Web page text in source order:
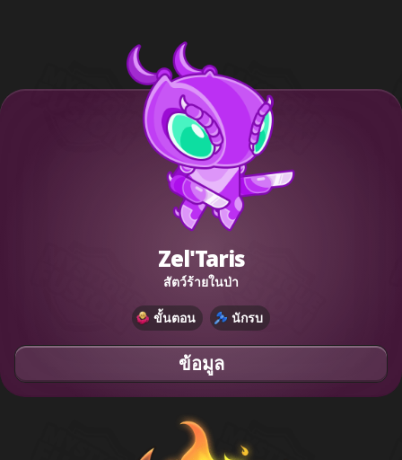
Zel'Taris
สัตว์ร้ายในป่า
ขั้นตอน นักรบ
ข้อมูล